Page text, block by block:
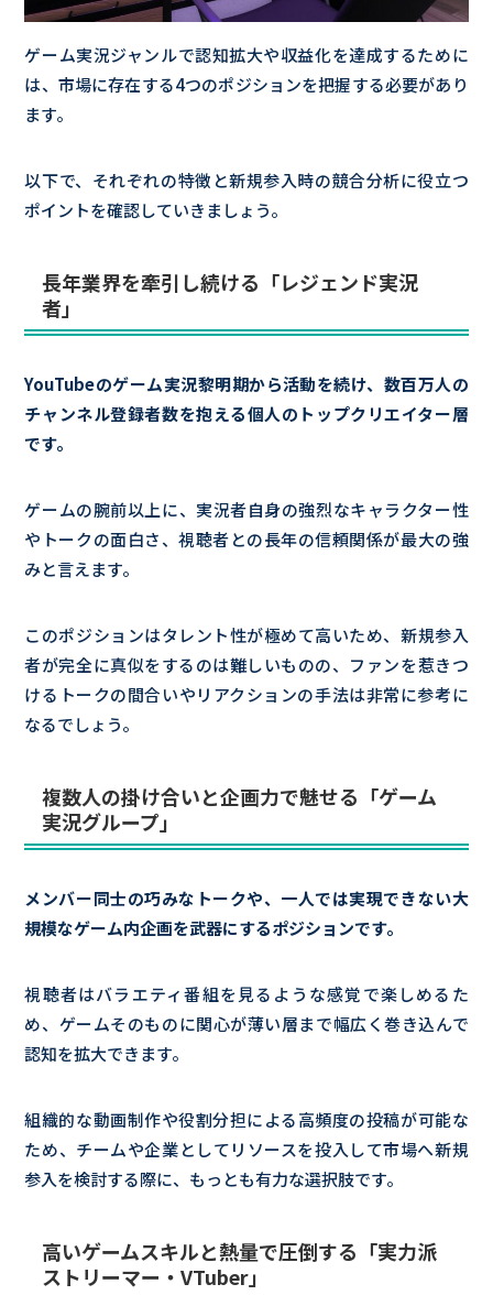
ゲーム実況ジャンルで認知拡大や収益化を達成するために
は、市場に存在する4つのポジションを把握する必要があり
ます。
以下で、それぞれの特徴と新規参入時の競合分析に役立つ
ポイントを確認していきましょう。
長年業界を牽引し続ける「レジェンド実況
者」
YouTubeのゲーム実況黎明期から活動を続け、数百万人の
チャンネル登録者数を抱える個人のトップクリエイター層
です。
ゲームの腕前以上に、実況者自身の強烈なキャラクター性
やトークの面白さ、視聴者との長年の信頼関係が最大の強
みと言えます。
このポジションはタレント性が極めて高いため、新規参入
者が完全に真似をするのは難しいものの、ファンを惹きつ
けるトークの間合いやリアクションの手法は非常に参考に
なるでしょう。
複数人の掛け合いと企画力で魅せる「ゲーム
実況グループ」
メンバー同士の巧みなトークや、一人では実現できない大
規模なゲーム内企画を武器にするポジションです。
視聴者はバラエティ番組を見るような感覚で楽しめるた
め、ゲームそのものに関心が薄い層まで幅広く巻き込んで
認知を拡大できます。
組織的な動画制作や役割分担による高頻度の投稿が可能な
ため、チームや企業としてリソースを投入して市場へ新規
参入を検討する際に、もっとも有力な選択肢です。
高いゲームスキルと熱量で圧倒する「実力派
ストリーマー・VTuber」